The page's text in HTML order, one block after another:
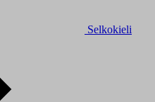
Selkokieli